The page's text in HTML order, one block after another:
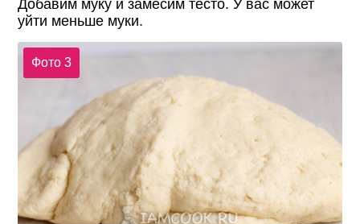
Добавим муку и замесим тесто. У вас может
уйти меньше муки.
Фото 3